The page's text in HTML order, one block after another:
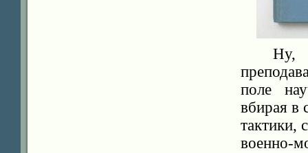
Ну,
поле
вбирая в
тактики,
военно-